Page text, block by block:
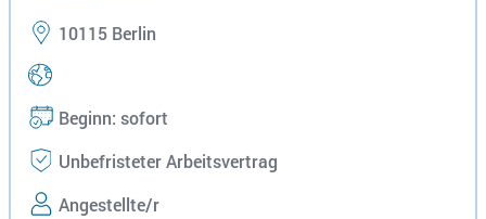
10115 Berlin
Beginn: sofort
Unbefristeter Arbeitsvertrag
Angestellte/r